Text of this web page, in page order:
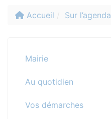
Accueil Sur l’agenda
Mairie
Au quotidien
Vos démarches